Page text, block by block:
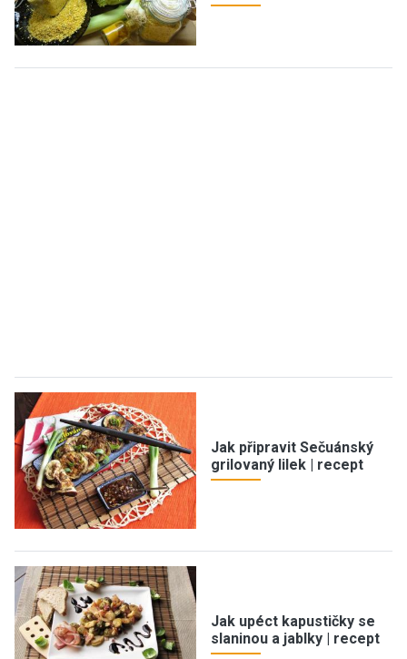
Jak připravit Sečuánský
grilovaný lilek | recept
Jak upéct kapustičky se
slaninou a jablky | recept